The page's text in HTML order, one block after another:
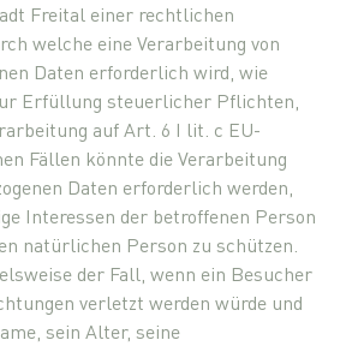
Freital einer rechtlichen
welche eine Verarbeitung von
Daten erforderlich wird, wie
Erfüllung steuerlicher Pflichten,
auf Art. 6 I lit. c EU-
Fällen könnte die Verarbeitung
Daten erforderlich werden,
Interessen der betroffenen Person
natürlichen Person zu schützen.
der Fall, wenn ein Besucher
verletzt werden würde und
sein Alter, seine